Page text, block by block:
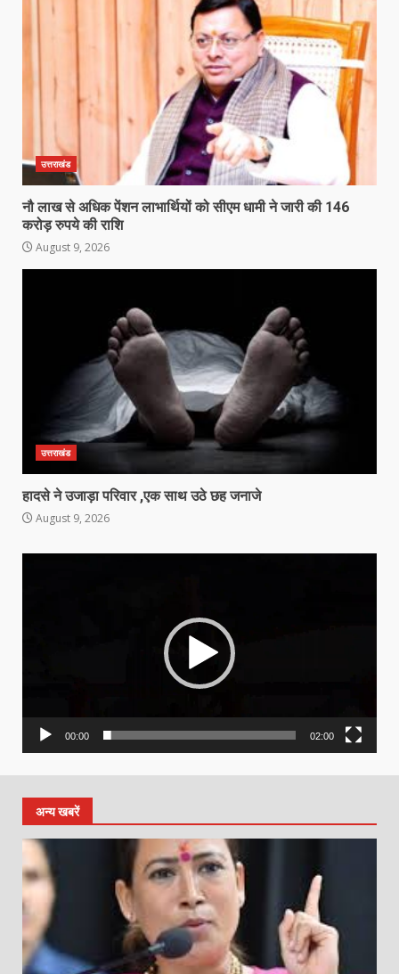
उत्तराखंड
नौ लाख से अधिक पेंशन लाभार्थियों को सीएम धामी ने जारी की 146
करोड़ रुपये की राशि
August 9, 2026
उत्तराखंड
हादसे ने उजाड़ा परिवार ,एक साथ उठे छह जनाजे
August 9, 2026
00:00 02:00
अन्य खबरें